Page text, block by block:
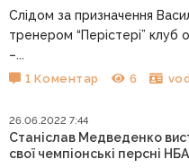
Слідом за призначення
тренером “Перістері” клуб
–...
1 Коментар 6
26.06.2022 7:44
Станіслав Медведенко
свої чемпіонські персні НБА